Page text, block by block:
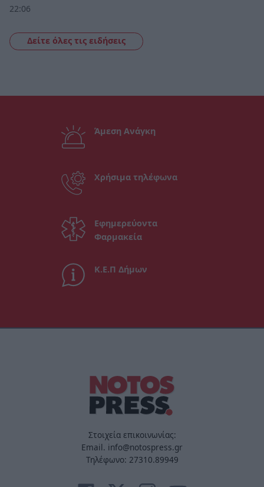
22:06
Δείτε όλες τις ειδήσεις
Άμεση Ανάγκη
Χρήσιμα τηλέφωνα
Εφημερεύοντα
Φαρμακεία
Κ.Ε.Π Δήμων
Στοιχεία επικοινωνίας:
Email. info@notospress.gr
Τηλέφωνο: 27310.89949